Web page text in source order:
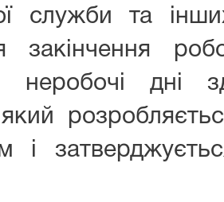
служби та
закінчення
неробочі дні
і